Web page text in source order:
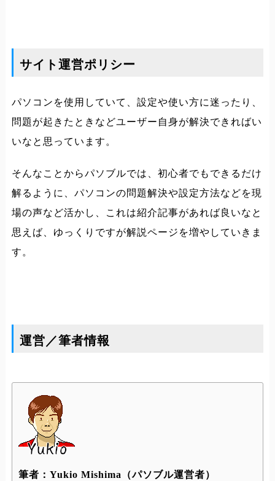
サイト運営ポリシー
パソコンを使用していて、設定や使い方に迷ったり、
問題が起きたときなどユーザー自身が解決できればい
いなと思っています。
そんなことからパソブルでは、初心者でもできるだけ
解るように、パソコンの問題解決や設定方法などを現
場の声など活かし、これは紹介記事があれば良いなと
思えば、ゆっくりですが解説ページを増やしていきま
す。
運営／筆者情報
筆者：Yukio Mishima（パソブル運営者）